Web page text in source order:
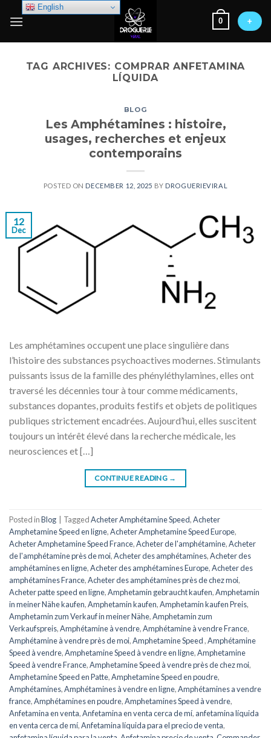
0 +
TAG ARCHIVES: COMPRAR ANFETAMINA
LÍQUIDA
BLOG
Les Amphétamines : histoire,
usages, recherches et enjeux
contemporains
POSTED ON DECEMBER 12, 2025 BY DROGUERIEVIRAL
12
Dec
Les amphétamines occupent une place singulière dans
l’histoire des substances psychoactives modernes. Stimulants
puissants issus de la famille des phényléthylamines, elles ont
traversé les décennies tour à tour comme médicaments,
substances dopantes, produits festifs et objets de politiques
publiques strictement encadrées. Aujourd’hui, elles suscitent
toujours un intérêt élevé dans la recherche médicale, les
neurosciences et […]
CONTINUE READING →
Posted inBlog TaggedAcheter Amphétamine Speed,Acheter
Amphetamine Speed ​​​​en ligne,Acheter Amphetamine Speed ​​​​Europe,
Acheter Amphetamine Speed ​​​​France,Acheter de l'amphétamine,Acheter
de l'amphétamine près de moi,Acheter des amphétamines,Acheter des
amphétamines en ligne,Acheter des amphétamines Europe,Acheter des
amphétamines France,Acheter des amphétamines près de chez moi,
Acheter patte speed en ligne,Amphetamin gebraucht kaufen,Amphetamin
in meiner Nähe kaufen,Amphetamin kaufen,Amphetamin kaufen Preis,
Amphetamin zum Verkauf in meiner Nähe,Amphetamin zum
Verkaufspreis,Amphétamine à vendre,Amphétamine à vendre France,
Amphétamine à vendre près de moi,Amphetamine Speed ​​​​,Amphétamine
Speed ​​​​à vendre,Amphetamine Speed ​​​​à vendre en ligne,Amphetamine
Speed ​​​​à vendre France,Amphetamine Speed à vendre près de chez moi,
Amphetamine Speed en ​​​​Patte,Amphetamine Speed en poudre,
Amphétamines,Amphétamines à vendre en ligne,Amphétamines a vendre
france,Amphétamines en poudre,Amphetamines Speed ​​​​à vendre,
Anfetamina en venta,Anfetamina en venta cerca de mí, anfetamina líquida
en venta cerca de mí,Anfetamina líquida para el precio de venta,
English